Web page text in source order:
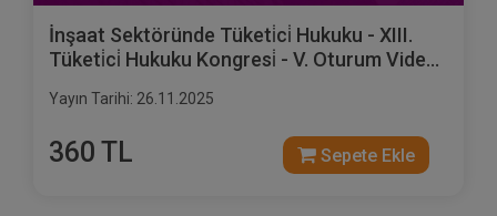
İnşaat Sektöründe Tüketi̇ci̇ Hukuku - XIII.
Tüketi̇ci̇ Hukuku Kongresi̇ - V. Oturum Video
Yayın Tarihi: 26.11.2025
360 TL Sepete Ekle